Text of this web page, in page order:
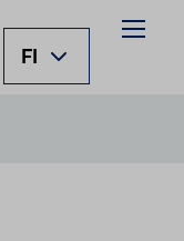
sivu
FI